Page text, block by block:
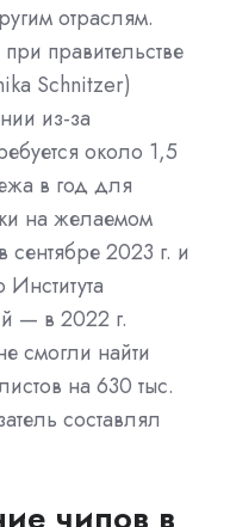
отраслям.
правительстве
Schnitzer)
из-за
около 1,5
в год для
на желаемом
2023 г. и
— в 2022 г.
смогли найти
на 630 тыс.
составлял